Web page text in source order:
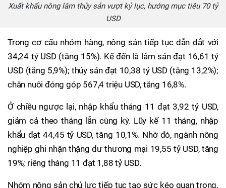
Xuất khẩu nông lâm thủy sản vượt kỷ lục, hướng mục tiêu 70 tỷ
USD
Trong cơ cấu nhóm hàng, nông sản tiếp tục dẫn dắt với
34,24 tỷ USD (tăng 15%). Kế đến là lâm sản đạt 16,61 tỷ
USD (tăng 5,9%); thủy sản đạt 10,38 tỷ USD (tăng 13,2%);
chăn nuôi đóng góp 567,4 triệu USD, tăng 16,8%.
Ở chiều ngược lại, nhập khẩu tháng 11 đạt 3,92 tỷ USD,
giảm cả theo tháng lẫn cùng kỳ. Lũy kế 11 tháng, nhập
khẩu đạt 44,45 tỷ USD, tăng 10,1%. Nhờ đó, ngành nông
nghiệp ghi nhận thặng dư thương mại 19,55 tỷ USD, tăng
19%; riêng tháng 11 đạt 1,88 tỷ USD.
Nhóm nông sản chủ lực tiếp tục tạo sức kéo quan trọng.